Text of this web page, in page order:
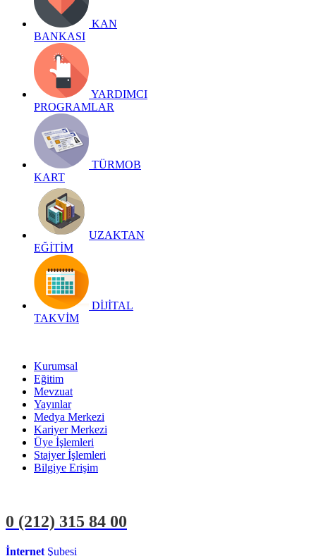
KAN
BANKASI
YARDIMCI
PROGRAMLAR
TÜRMOB
KART
UZAKTAN
EĞİTİM
DİJİTAL
TAKVİM
Kurumsal
Eğitim
Mevzuat
Yayınlar
Medya Merkezi
Kariyer Merkezi
Üye İşlemleri
Stajyer İşlemleri
Bilgiye Erişim
0 (212) 315 84 00
İnternet Şubesi